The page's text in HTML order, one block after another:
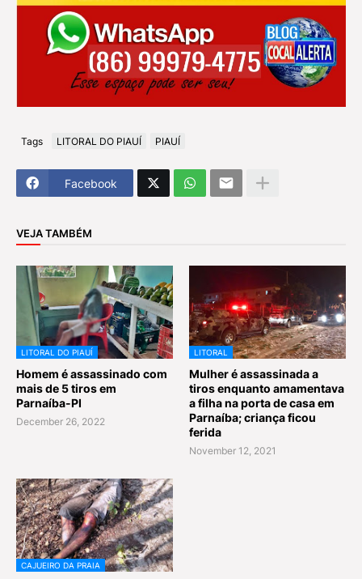
Tags LITORAL DO PIAUÍ PIAUÍ
Facebook
VEJA TAMBÉM
LITORAL DO PIAUÍ
Homem é assassinado com
mais de 5 tiros em
Parnaíba-PI
December 26, 2022
LITORAL
Mulher é assassinada a
tiros enquanto amamentava
a filha na porta de casa em
Parnaíba; criança ficou
ferida
November 12, 2021
CAJUEIRO DA PRAIA